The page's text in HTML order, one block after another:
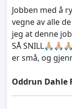
Jobben med å
vegne av alle
jeg at denne
SÅ
er små, og
Oddrun Dahle